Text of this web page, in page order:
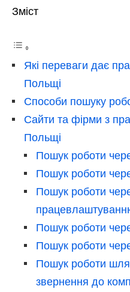
Зміст
Які переваги дає
Польщі
Способи пошуку
Сайти та фірми з
Польщі
Пошук роботи
Пошук роботи
Пошук роботи
Пошук роботи
Пошук роботи
Пошук роботи
звернення до